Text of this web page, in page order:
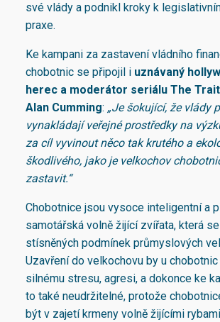
své vlády a podnikl kroky k
praxe.
Ke kampani za zastavení vládního
chobotnic se připojil i uznávaný
herec a moderátor seriálu The
Alan Cumming: „Je šokující, že vlády
vynakládají veřejné prostředky na
za cíl vyvinout něco tak krutého a
škodlivého, jako je velkochov
zastavit.“
Chobotnice jsou vysoce inteligentní a
samotářská volně žijící zvířata, která
stísněných podmínek průmyslových
Uzavření do velkochovu by u
silnému stresu, agresi, a dokonce ke
to také neudržitelné, protože
být v zajetí krmeny volně žijícími